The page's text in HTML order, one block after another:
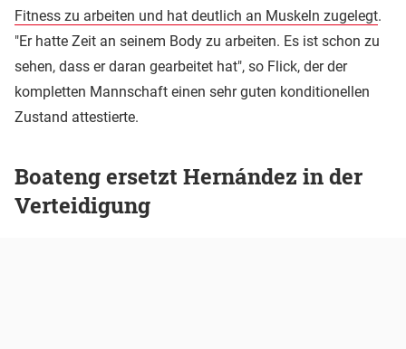
Fitness zu arbeiten und hat deutlich an Muskeln zugelegt.
"Er hatte Zeit an seinem Body zu arbeiten. Es ist schon zu
sehen, dass er daran gearbeitet hat", so Flick, der der
kompletten Mannschaft einen sehr guten konditionellen
Zustand attestierte.
Boateng ersetzt Hernández in der
Verteidigung